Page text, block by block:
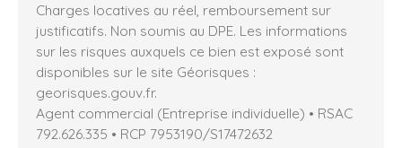
Charges locatives au réel, remboursement sur
justificatifs. Non soumis au DPE. Les informations
sur les risques auxquels ce bien est exposé sont
disponibles sur le site Géorisques :
georisques.gouv.fr.
Agent commercial (Entreprise individuelle) • RSAC
792.626.335 • RCP 7953190/S17472632